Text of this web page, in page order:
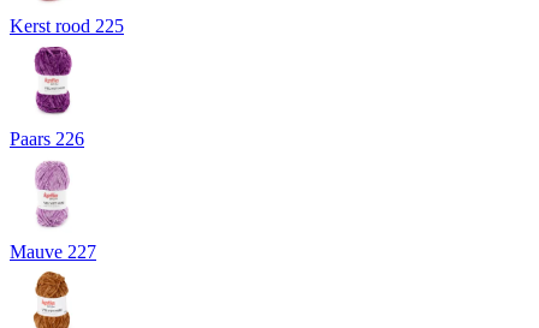
Kerst rood 225
Paars 226
Mauve 227